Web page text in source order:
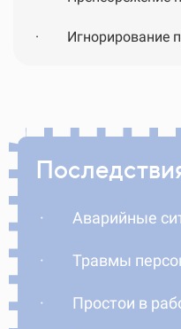
· Игнорирование
· Аварийные
· Травмы
· Простои в